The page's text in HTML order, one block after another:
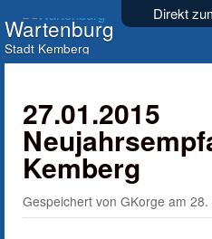
Direkt
Wartenburg
Stadt Kemberg
27.01.2015
Kemberg
Gespeichert von GKorge am 28.